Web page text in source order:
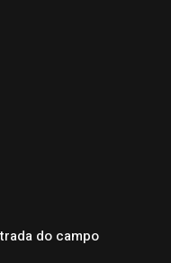
do campo